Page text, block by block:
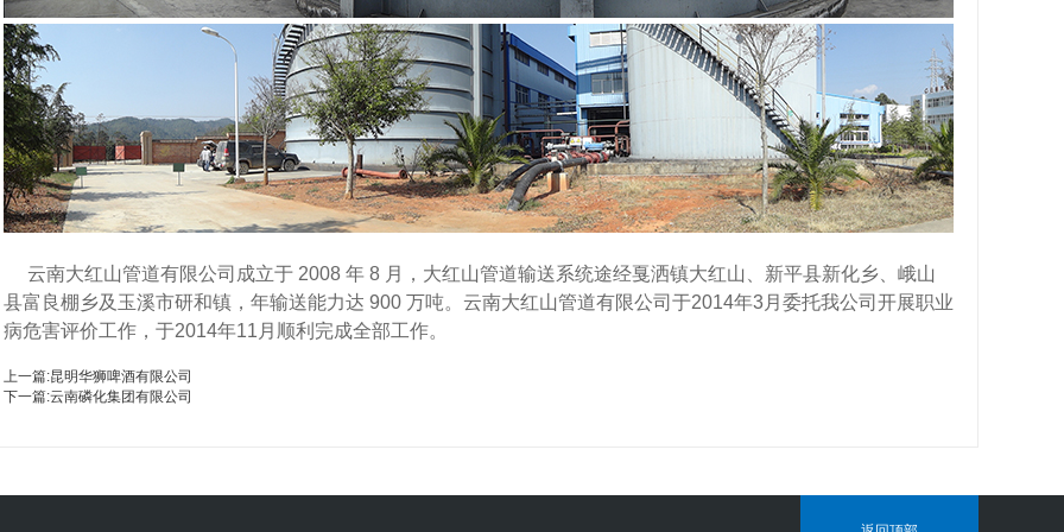
云南大红山管道有限公司成立于 2008 年 8 月，大红山管道输送系统途经戛洒镇大红山、新平县新化乡、峨山
县富良棚乡及玉溪市研和镇，年输送能力达 900 万吨。云南大红山管道有限公司于2014年3月委托我公司开展职业
病危害评价工作，于2014年11 月顺利完成全部工作。
上一篇:昆明华狮啤酒有限公司
下一篇:云南磷化集团有限公司